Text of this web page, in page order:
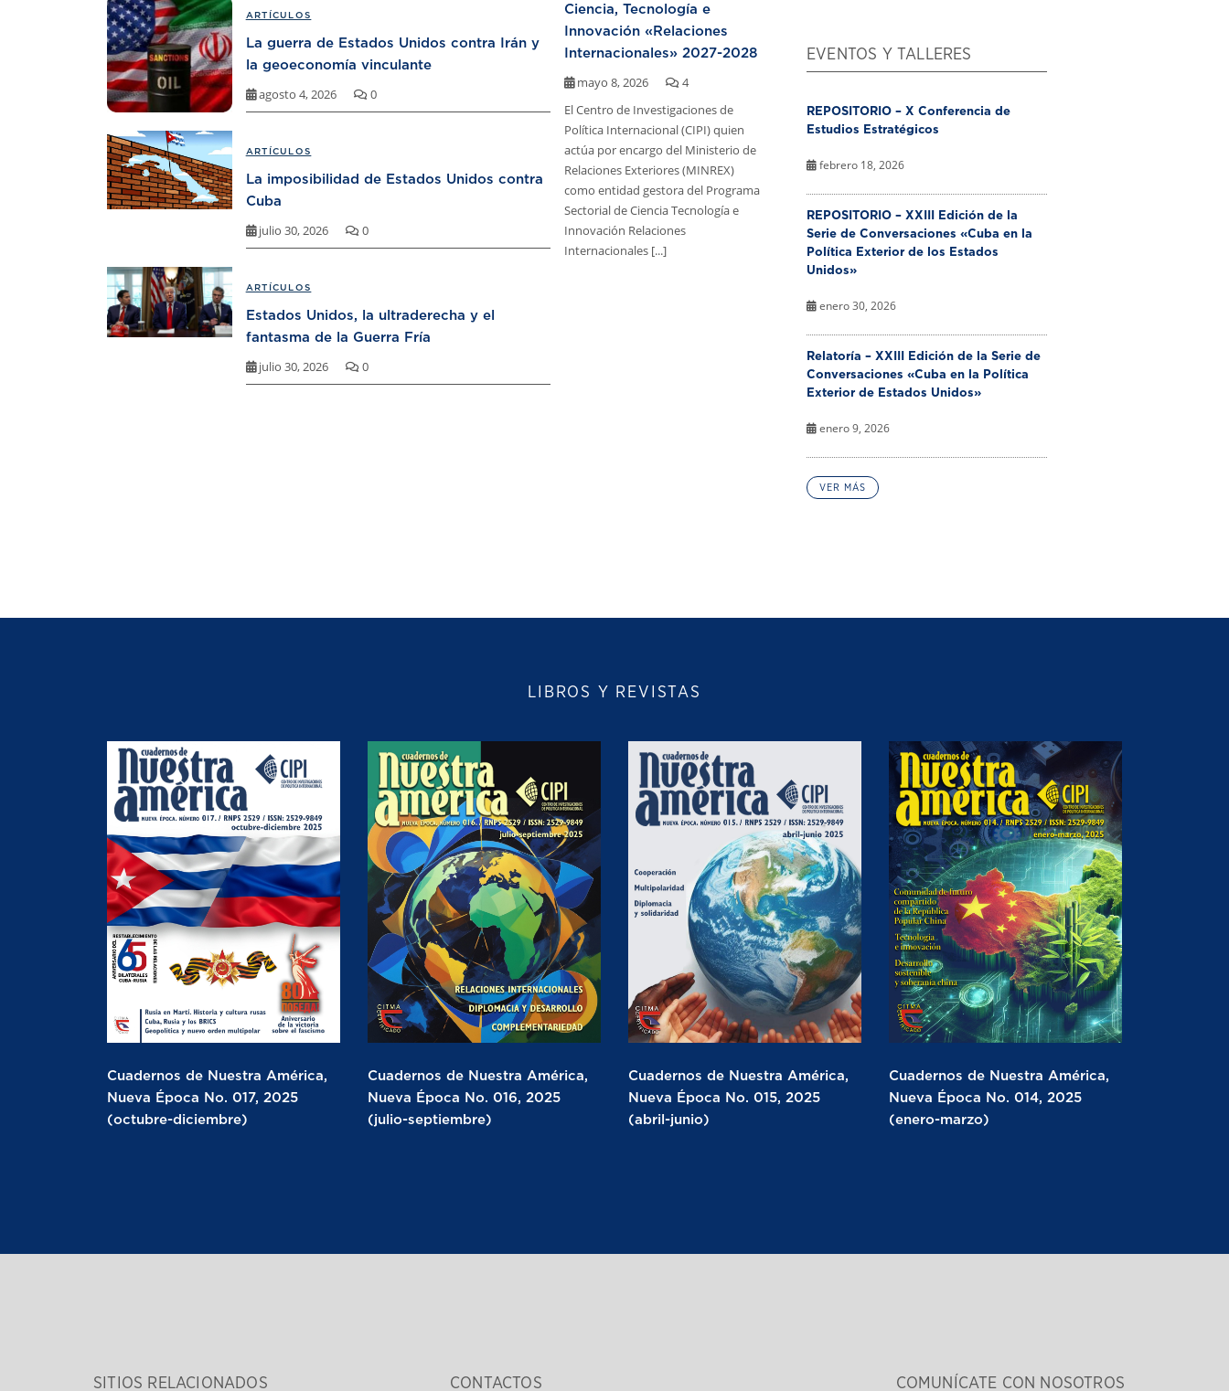
Ciencia, Tecnología e
Innovación «Relaciones
Internacionales» 2027-2028
mayo 8, 2026
4
El Centro de Investigaciones de
Política Internacional (CIPI) quien
actúa por encargo del Ministerio de
Relaciones Exteriores (MINREX)
como entidad gestora del Programa
Sectorial de Ciencia Tecnología e
Innovación Relaciones
Internacionales [...]
ARTÍCULOS
La guerra de Estados Unidos contra Irán y
la geoeconomía vinculante
agosto 4, 2026 0
ARTÍCULOS
La imposibilidad de Estados Unidos contra
Cuba
julio 30, 2026 0
ARTÍCULOS
Estados Unidos, la ultraderecha y el
fantasma de la Guerra Fría
julio 30, 2026 0
EVENTOS Y TALLERES
REPOSITORIO – X Conferencia de
Estudios Estratégicos
febrero 18, 2026
REPOSITORIO – XXIII Edición de la
Serie de Conversaciones «Cuba en la
Política Exterior de los Estados
Unidos»
enero 30, 2026
Relatoría – XXIII Edición de la Serie de
Conversaciones «Cuba en la Política
Exterior de Estados Unidos»
enero 9, 2026
VER MÁS
LIBROS Y REVISTAS
Cuadernos de Nuestra América,
Nueva Época No. 017, 2025
(octubre-diciembre)
Cuadernos de Nuestra América,
Nueva Época No. 016, 2025
(julio-septiembre)
Cuadernos de Nuestra América,
Nueva Época No. 015, 2025
(abril-junio)
Cuadernos de Nuestra América,
Nueva Época No. 014, 2025
(enero-marzo)
SITIOS RELACIONADOS CONTACTOS COMUNÍCATE CON NOSOTROS